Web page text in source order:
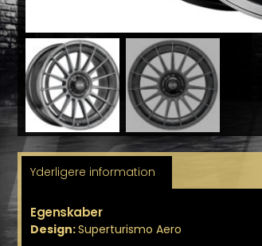
Yderligere information
Egenskaber
Design:Superturismo Aero